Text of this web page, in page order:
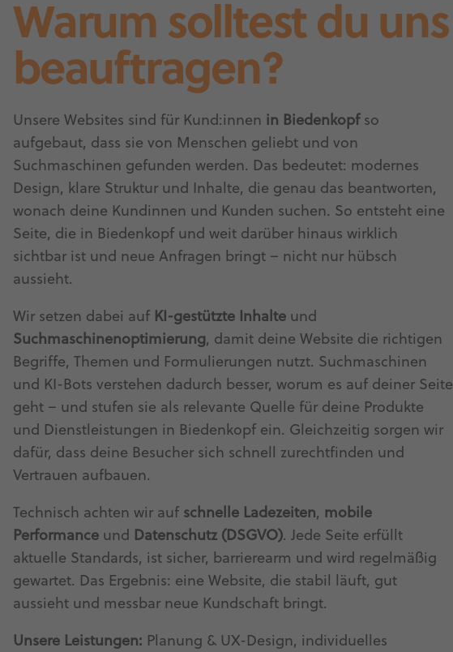
Warum solltest du uns
beauftragen?
Unsere Websites sind für Kund:innen in Biedenkopfso
aufgebaut, dass sie von Menschen geliebt und von
Suchmaschinen gefunden werden. Das bedeutet: modernes
Design, klare Struktur und Inhalte, die genau das beantworten,
wonach deine Kundinnen und Kunden suchen. So entsteht eine
Seite, die in Biedenkopf und weit darüber hinaus wirklich
sichtbar ist und neue Anfragen bringt – nicht nur hübsch
aussieht.
Wir setzen dabei auf KI-gestützte Inhalte und
Suchmaschinenoptimierung, damit deine Website die richtigen
Begriffe, Themen und Formulierungen nutzt. Suchmaschinen
und KI-Bots verstehen dadurch besser, worum es auf deiner Seite
geht – und stufen sie als relevante Quelle für deine Produkte
und Dienstleistungen in Biedenkopf ein. Gleichzeitig sorgen wir
dafür, dass deine Besucher sich schnell zurechtfinden und
Vertrauen aufbauen.
Technisch achten wir auf schnelle Ladezeiten, mobile
Performance und Datenschutz (DSGVO). Jede Seite erfüllt
aktuelle Standards, ist sicher, barrierearm und wird regelmäßig
gewartet. Das Ergebnis: eine Website, die stabil läuft, gut
aussieht und messbar neue Kundschaft bringt.
Unsere Leistungen: Planung & UX-Design, individuelles